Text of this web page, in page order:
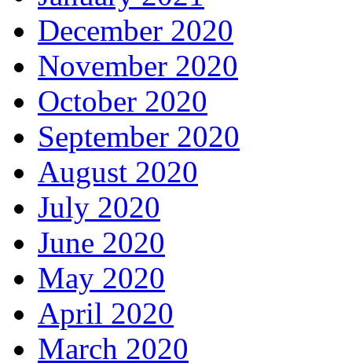
December 2020
November 2020
October 2020
September 2020
August 2020
July 2020
June 2020
May 2020
April 2020
March 2020